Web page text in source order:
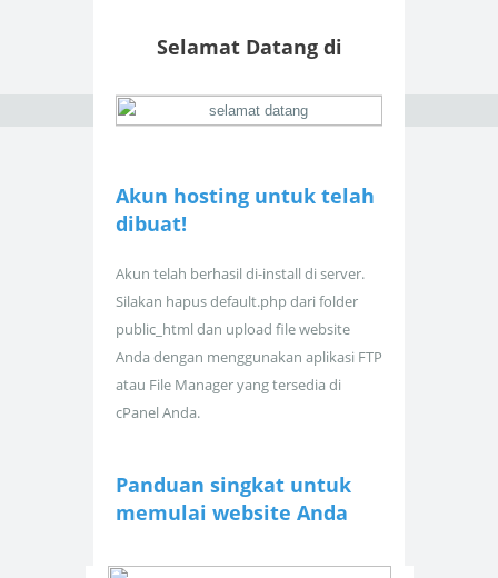
Selamat Datang di
Akun hosting untuk telah
dibuat!
Akun telah berhasil di-install di server.
Silakan hapus default.php dari folder
public_html dan upload file website
Anda dengan menggunakan aplikasi FTP
atau File Manager yang tersedia di
cPanel Anda.
Panduan singkat untuk
memulai website Anda